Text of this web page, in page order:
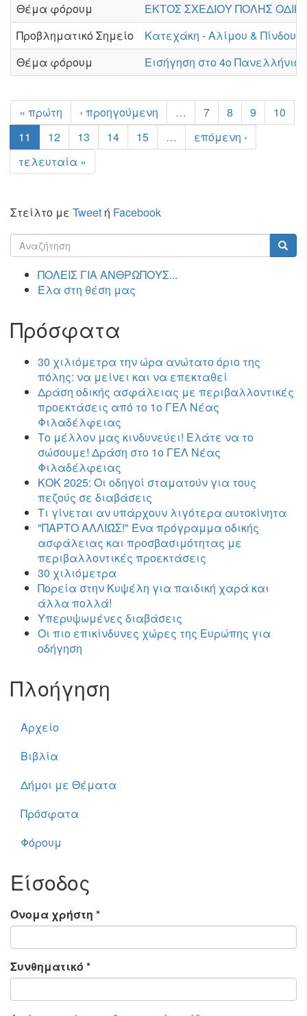
Θέμα φόρουμ
ΕΚΤΟΣ ΣΧΕΔΙΟΥ ΠΟΛΗΣ
Προβληματικό Σημείο
Κατεχάκη - Αλίμου & Πίνδου
Θέμα φόρουμ
Εισήγηση στο 4ο
« πρώτη ‹ προηγούμενη … 7 8 9
10
11
12 13 14 15 …
επόμενη ›
τελευταία »
Στείλτο με Tweet ή Facebook
Φόρμα
αναζήτησης
ΠΟΛΕΙΣ ΓΙΑ ΑΝΘΡΩΠΟΥΣ...
Έλα στη θέση μας
Πρόσφατα
30 χιλιόμετρα την ώρα ανώτατο όριο της
πόλης: να μείνει και να επεκταθεί
Δράση οδικής ασφάλειας με περιβαλλοντικές
προεκτάσεις από το 1ο ΓΕΛ Νέας
Φιλαδέλφειας
Το μέλλον μας κινδυνεύει! Ελάτε να το
σώσουμε! Δράση στο 1ο ΓΕΛ Νέας
Φιλαδέλφειας
ΚΟΚ 2025: Οι οδηγοί σταματούν για τους
πεζούς σε διαβάσεις
Τι γίνεται αν υπάρχουν λιγότερα αυτοκίνητα
"ΠΑΡΤΟ ΑΛΛΙΏΣ!" Ένα πρόγραμμα οδικής
ασφάλειας και προσβασιμότητας με
περιβαλλοντικές προεκτάσεις
30 χιλιόμετρα
Πορεία στην Κυψέλη για παιδική χαρά και
άλλα πολλά!
Υπερυψωμένες διαβάσεις
Οι πιο επικίνδυνες χώρες της Ευρώπης για
οδήγηση
Πλοήγηση
Αρχείο
Βιβλία
Δήμοι με Θέματα
Πρόσφατα
Φόρουμ
Είσοδος
Όνομα χρήστη *
Συνθηματικό *